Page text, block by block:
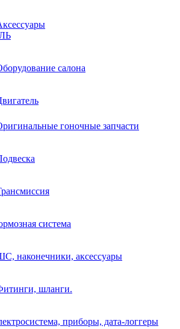
салона
гоночные запчасти
система
наконечники, аксессуары
шланги.
приборы, дата-логгеры